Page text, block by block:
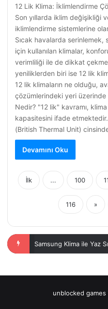
12 Lik Klima: İklimlendirme
Son yıllarda iklim değişikliği
iklimlendirme sistemlerine
Sıcak havalarda serinlemek,
için kullanılan klimalar,
verimliliği ile de dikkat
yeniliklerden biri ise 12 lik
12 lik klimaların ne olduğu,
çözümlerindeki yeri üzerinde
Nedir? "12 lik" kavramı,
kapasitesini ifade
(British Thermal Unit)
Devamını Oku
İlk ... 100
116 »
En İyi Klima Önerileri ile
unblocked games